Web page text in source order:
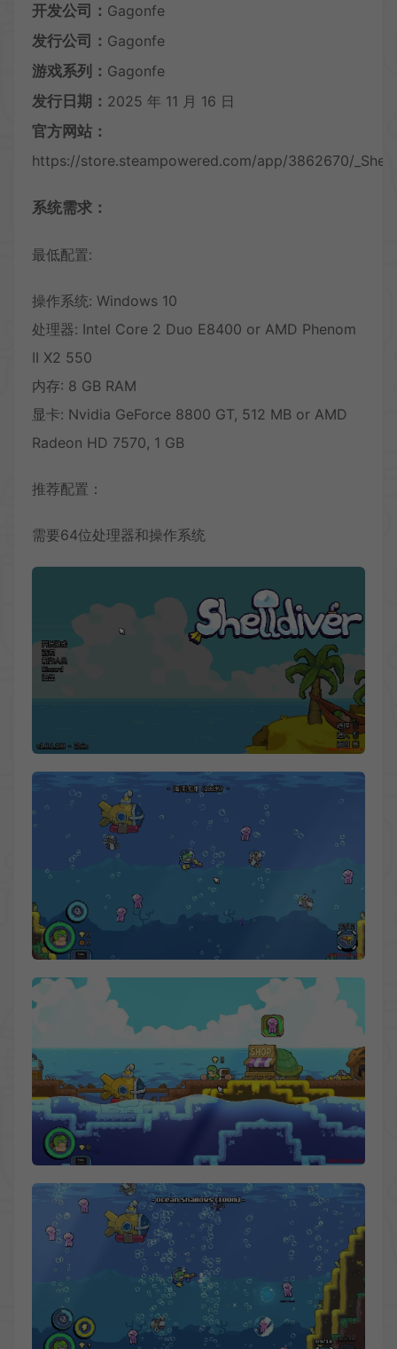
开发公司： Gagonfe
发行公司： Gagonfe
游戏系列： Gagonfe
发行日期： 2025 年 11 月 16 日
官方网站：
https://store.steampowered.com/app/3862670/
系统需求：
最低配置:
操作系统: Windows 10
处理器: Intel Core 2 Duo E8400 or AMD Phenom
II X2 550
内存: 8 GB RAM
显卡: Nvidia GeForce 8800 GT, 512 MB or AMD
Radeon HD 7570, 1 GB
推荐配置：
需要64位处理器和操作系统